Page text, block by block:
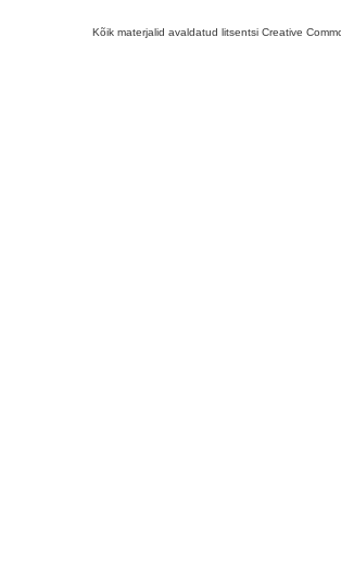
Kõik materjalid avaldatud litsentsi Creative